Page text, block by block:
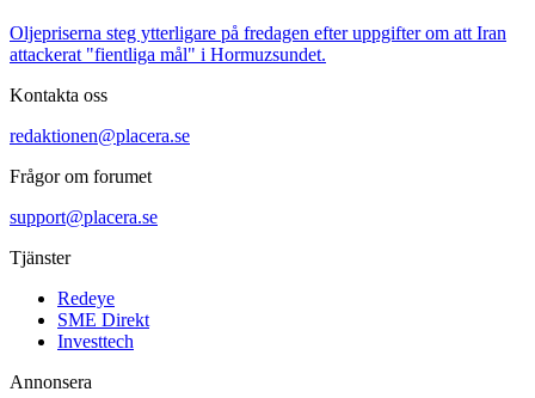
Oljepriserna steg ytterligare på fredagen efter uppgifter om att Iran
attackerat "fientliga mål" i Hormuzsundet.
Kontakta oss
redaktionen@placera.se
Frågor om forumet
support@placera.se
Tjänster
Redeye
SME Direkt
Investtech
Annonsera